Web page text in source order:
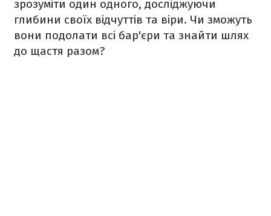
зрозуміти один одного, досліджуючи
глибини своїх відчуттів та віри. Чи зможуть
вони подолати всі бар'єри та знайти шлях
до щастя разом?